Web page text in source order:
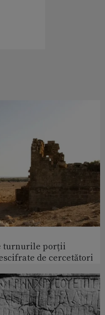
turnurile porții
de cercetători